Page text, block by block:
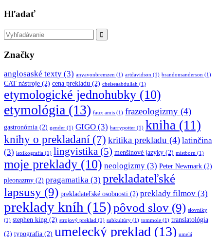
Hľadať
Značky
anglosaské texty (3) anyavonbremzen (1) artdavidson (1) brandonsanderson (1)
CAT nástroje (2) cena prekladu (2) chelseaabdullah (1)
etymologické jednohubky (10)
etymológia (13) faux amis (1) frazeologizmy (4)
gastronómia (2) gender (1) GIGO (3) harrypotter (1) kniha (11)
knihy o prekladaní (7) kritika prekladu (4) latinčina
(3) lexikografia (1) lingvistika (5) menšinové jazyky (2) mistborn (1)
moje preklady (10) neologizmy (3) Peter Newmark (2)
pleonazmy (2) pragamatika (3) prekladateľské
lapsusy (9) prekladateľské osobnosti (2) preklady filmov (3)
preklady kníh (15)pôvod slov (9) slovníky
(1) stephen king (2) strojový preklad (1) subkultúry (1) tommole (1) translatológia
(2) typografia (2) umelecký preklad (13) umelá